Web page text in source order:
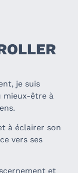
je suis
mieux-être à
à éclairer son
vers ses
et